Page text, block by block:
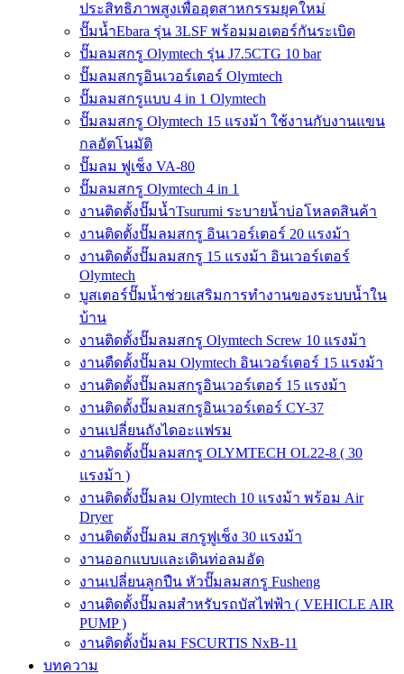
ประสิทธิภาพสูงเพื่ออุตสาหกรรมยุคใหม่
ปั๊มน้ำEbara รุ่น 3LSF พร้อมมอเตอร์กันระเบิด
ปั๊มลมสกรู Olymtech รุ่น J7.5CTG 10 bar
ปั๊มลมสกรูอินเวอร์เตอร์ Olymtech
ปั๊มลมสกรูแบบ 4 in 1 Olymtech
ปั๊มลมสกรู Olymtech 15 แรงม้า ใช้งานกับงานแขน
กลอัตโนมัติ
ปั๊มลม ฟูเช็ง VA-80
ปั๊มลมสกรู Olymtech 4 in 1
งานติดตั้งปั๊มน้ำTsurumi ระบายน้ำบ่อโหลดสินค้า
งานติดตั้งปั๊มลมสกรู อินเวอร์เตอร์ 20 แรงม้า
งานติดตั้งปั๊มลมสกรู 15 แรงม้า อินเวอร์เตอร์
Olymtech
บูสเตอร์ปั๊มน้ำช่วยเสริมการทำงานของระบบน้ำใน
บ้าน
งานติดตั้งปั๊มลมสกรู Olymtech Screw 10 แรงม้า
งานตืดตั้งปั๊มลม Olymtech อินเวอร์เตอร์ 15 แรงม้า
งานติดตั้งปั๊มลมสกรูอินเวอร์เตอร์ 15 แรงม้า
งานติดตั้งปั๊มลมสกรูอินเวอร์เตอร์ CY-37
งานเปลี่ยนถังไดอะแฟรม
งานติดตั้งปั๊มลมสกรู OLYMTECH OL22-8 ( 30
แรงม้า )
งานติดตั้งปั๊มลม Olymtech 10 แรงม้า พร้อม Air
Dryer
งานติดตั้งปั๊มลม สกรูฟูเช็ง 30 แรงม้า
งานออกแบบและเดินท่อลมอัด
งานเปลี่ยนลูกปืน หัวปั๊มลมสกรู Fusheng
งานติดตั้งปั๊มลมสำหรับรถบัสไฟฟ้า ( VEHICLE AIR
PUMP )
งานติดตั้งปั้มลม FSCURTIS NxB-11
บทความ